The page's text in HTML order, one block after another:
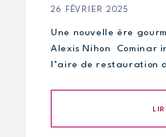
26 FÉVRIER 2025
Une nouvelle ère
Alexis Nihon Cominar
l’aire de restauration